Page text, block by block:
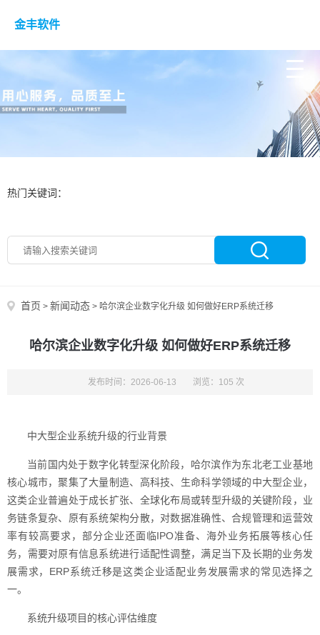
金丰软件
热门关键词：
首页 > 新闻动态 > 哈尔滨企业数字化升级 如何做好ERP系统迁移
哈尔滨企业数字化升级 如何做好ERP系统迁移
发布时间：2026-06-13 浏览：105 次
中大型企业系统升级的行业背景
当前国内处于数字化转型深化阶段，哈尔滨作为东北老工业基地
核心城市，聚集了大量制造、高科技、生命科学领域的中大型企业，
这类企业普遍处于成长扩张、全球化布局或转型升级的关键阶段，业
务链条复杂、原有系统架构分散，对数据准确性、合规管理和运营效
率有较高要求，部分企业还面临IPO准备、海外业务拓展等核心任
务，需要对原有信息系统进行适配性调整，满足当下及长期的业务发
展需求，ERP系统迁移是这类企业适配业务发展需求的常见选择之
一。
系统升级项目的核心评估维度